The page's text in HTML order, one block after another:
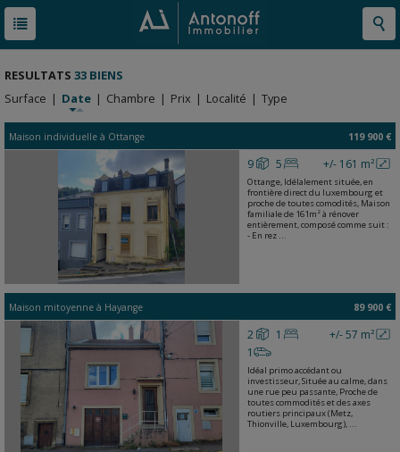
RESULTATS 33 BIENS
Surface | Date | Chambre | Prix | Localité | Type
Maison individuelle à Ottange 119 900 €
+/- 161 m²
9 5
Ottange, Idélalement située, en
frontière direct du luxembourg et
proche de toutes comodités, Maison
familiale de 161m² à rénover
entièrement, composé comme suit :
- En rez ...
Maison mitoyenne à Hayange 89 900 €
+/- 57 m²
2
1
1
Idéal primo accédant ou
investisseur, Située au calme, dans
une rue peu passante, Proche de
toutes commodités et des axes
routiers principaux (Metz,
Thionville, Luxembourg), ...